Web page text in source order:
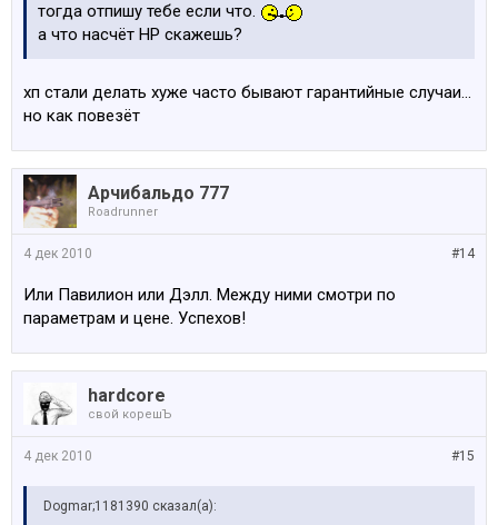
тогда отпишу тебе если что.
а что насчёт HP скажешь?
хп стали делать хуже часто бывают гарантийные случаи...
но как повезёт
Арчибальдо 777
Roadrunner
#14
4 дек 2010
Или Павилион или Дэлл. Между ними смотри по
параметрам и цене. Успехов!
hardcore
свой корешЪ
#15
4 дек 2010
Dogmar;1181390 сказал(а):